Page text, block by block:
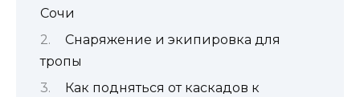
Сочи
Снаряжение и экипировка для
тропы
Как подняться от каскадов к